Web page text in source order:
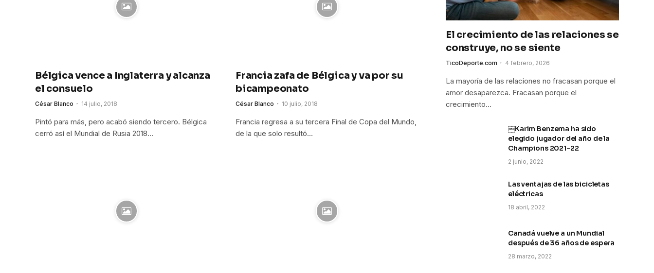
Bélgica vence a Inglaterra y alcanza
el consuelo
César Blanco 14 julio, 2018
Pintó para más, pero acabó siendo tercero. Bélgica
cerró así el Mundial de Rusia 2018…
Francia zafa de Bélgica y va por su
bicampeonato
César Blanco 10 julio, 2018
Francia regresa a su tercera Final de Copa del Mundo,
de la que solo resultó…
El crecimiento de las relaciones se
construye, no se siente
TicoDeporte.com 4 febrero, 2026
La mayoría de las relaciones no fracasan porque el
amor desaparezca. Fracasan porque el
crecimiento…
￼Karim Benzema ha sido
elegido jugador del año de la
Champions 2021-22
2 junio, 2022
Las ventajas de las bicicletas
eléctricas
18 abril, 2022
Canadá vuelve a un Mundial
después de 36 años de espera
28 marzo, 2022